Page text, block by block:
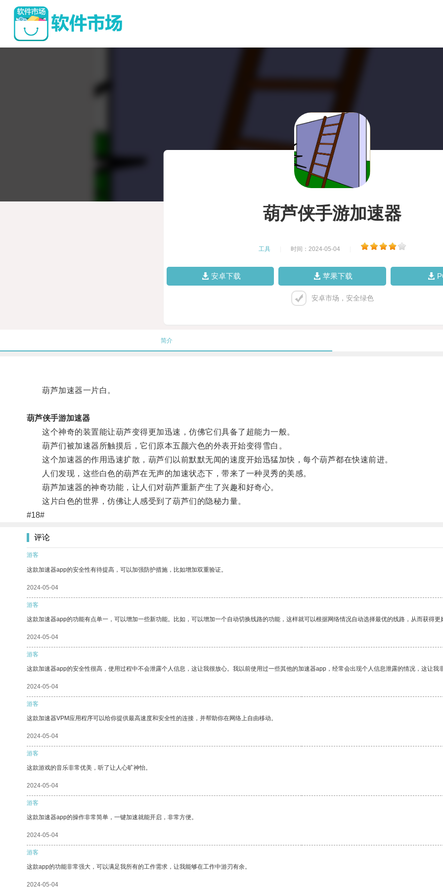
葫芦侠手游加速器
工具 时间：2024-05-04
安卓下载 苹果下载
安卓市场，安全绿色
简介
葫芦加速器一片白。
葫芦侠手游加速器
这个神奇的装置能让葫芦变得更加迅速，仿佛它们具备了超能力一般。
葫芦们被加速器所触摸后，它们原本五颜六色的外表开始变得雪白。
这个加速器的作用迅速扩散，葫芦们以前默默无闻的速度开始迅猛加快，每个葫芦都在快速前进。
人们发现，这些白色的葫芦在无声的加速状态下，带来了一种灵秀的美感。
葫芦加速器的神奇功能，让人们对葫芦重新产生了兴趣和好奇心。
这片白色的世界，仿佛让人感受到了葫芦们的隐秘力量。
#18#
评论
游客
这款加速器app的安全性有待提高，可以加强防护措施，比如增加双重验证。
2024-05-04
游客
这款加速器app的功能有点单一，可以增加一些新功能。比如，可以增加一个自动切换线路的功能，这样就可以根据网络情况自动选择最优的线路，从而获得更
2024-05-04
游客
这款加速器app的安全性很高，使用过程中不会泄露个人信息，这让我很放心。我以前使用过一些其他的加速器app，经常会出现个人信息泄露的情况，这让我
2024-05-04
游客
这款加速器VPM应用程序可以给你提供最高速度和安全性的连接，并帮助你在网络上自由移动。
2024-05-04
游客
这款游戏的音乐非常优美，听了让人心旷神怡。
2024-05-04
游客
这款加速器app的操作非常简单，一键加速就能开启，非常方便。
2024-05-04
游客
这款app的功能非常强大，可以满足我所有的工作需求，让我能够在工作中游刃有余。
2024-05-04